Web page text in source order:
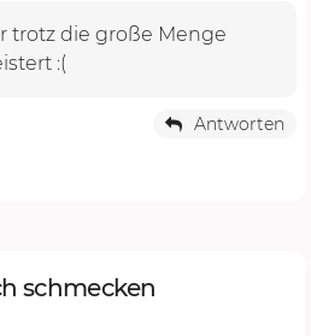
trotz die große Menge
:(
Antworten
schmecken